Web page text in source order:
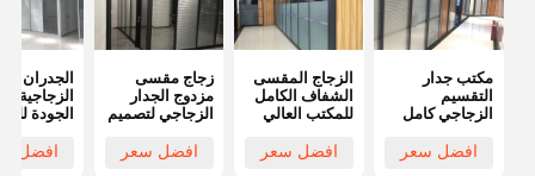
مكتب جدار
التقسيم
الزجاجي كامل
جدار التقسيم
افضل سعر
الزجاج المقسى
الشفاف الكامل
للمكتب العالي
فرملس
افضل سعر
زجاج مقسى
مزدوج الجدار
الزجاجي لتصميم
المكتبي
افضل سعر
الجدران
الزجاجية
الجودة
المكاتب
افضل